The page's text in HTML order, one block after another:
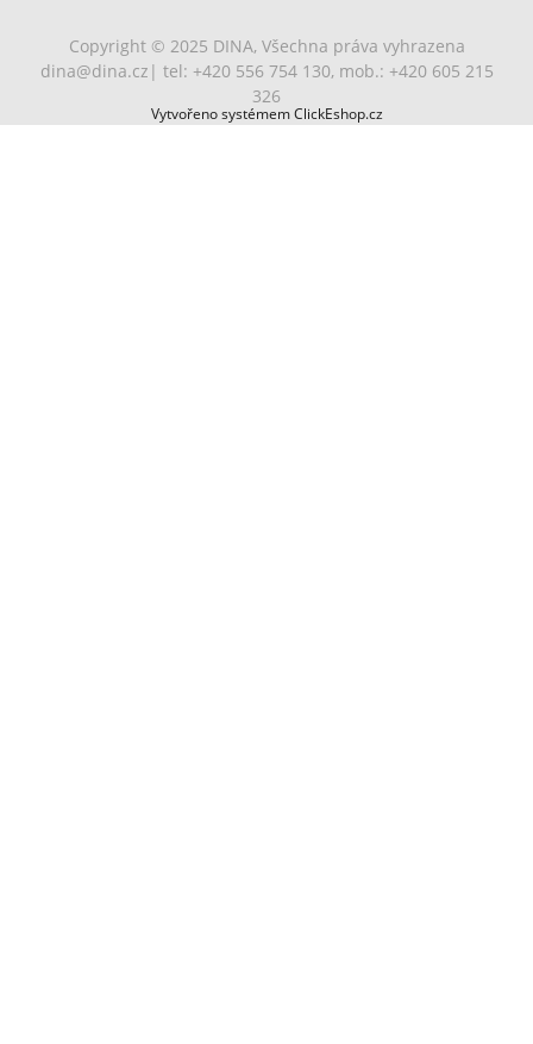
Copyright © 2025 DINA, Všechna práva vyhrazena
dina@dina.cz | tel: +420 556 754 130, mob.: +420 605 215
326
Vytvořeno systémem ClickEshop.cz